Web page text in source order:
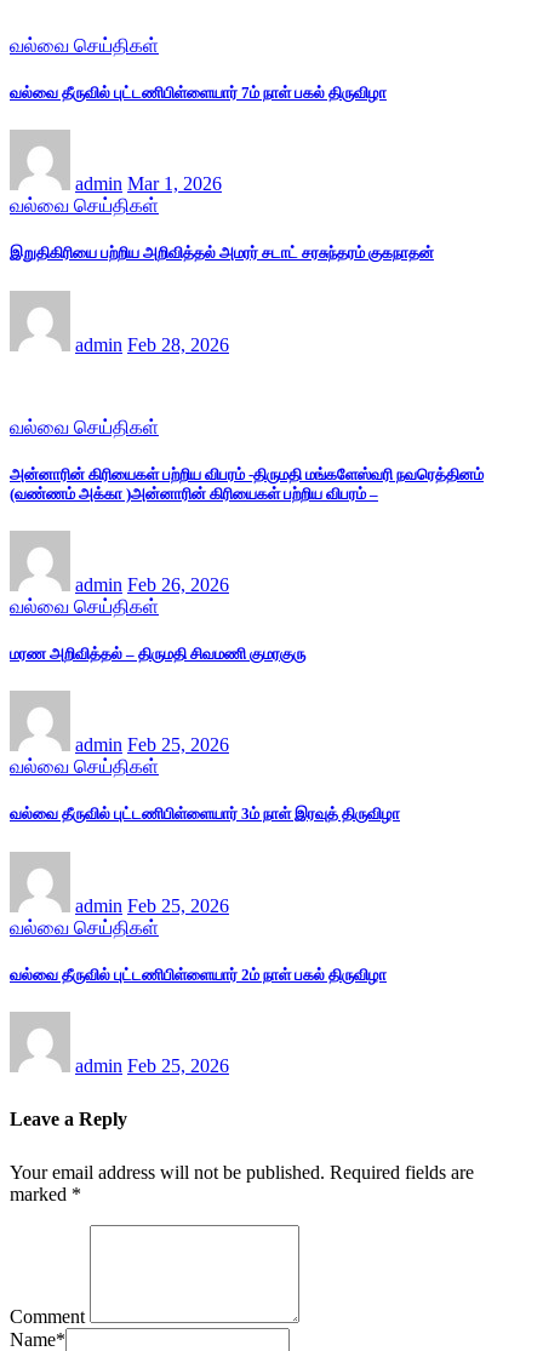
வல்வை செய்திகள்
வல்வை தீருவில் புட்டணிபிள்ளையார் 7ம் நாள் பகல் திருவிழா
admin Mar 1, 2026
வல்வை செய்திகள்
இறுதிகிரியை பற்றிய அறிவித்தல் அமரர் சடாட் சரசுந்தரம் குகநாதன்
admin Feb 28, 2026
வல்வை செய்திகள்
அன்னாரின் கிரியைகள் பற்றிய விபரம் -திருமதி மங்களேஸ்வரி நவரெத்தினம்
(வண்ணம் அக்கா )அன்னாரின் கிரியைகள் பற்றிய விபரம் –
admin Feb 26, 2026
வல்வை செய்திகள்
மரண அறிவித்தல் – திருமதி சிவமணி குமரகுரு
admin Feb 25, 2026
வல்வை செய்திகள்
வல்வை தீருவில் புட்டணிபிள்ளையார் 3ம் நாள் இரவுத் திருவிழா
admin Feb 25, 2026
வல்வை செய்திகள்
வல்வை தீருவில் புட்டணிபிள்ளையார் 2ம் நாள் பகல் திருவிழா
admin Feb 25, 2026
Leave a Reply
Your email address will not be published. Required fields are
marked *
Comment
Name*